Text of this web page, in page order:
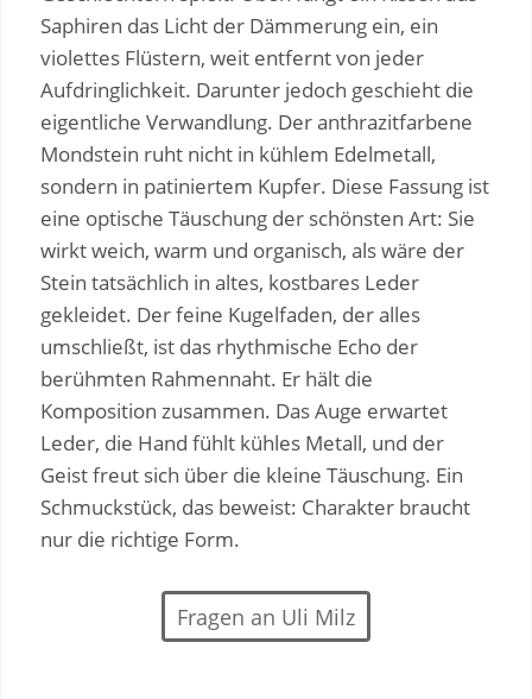
Saphiren das Licht der Dämmerung ein, ein
violettes Flüstern, weit entfernt von jeder
Aufdringlichkeit. Darunter jedoch geschieht die
eigentliche Verwandlung. Der anthrazitfarbene
Mondstein ruht nicht in kühlem Edelmetall,
sondern in patiniertem Kupfer. Diese Fassung ist
eine optische Täuschung der schönsten Art: Sie
wirkt weich, warm und organisch, als wäre der
Stein tatsächlich in altes, kostbares Leder
gekleidet. Der feine Kugelfaden, der alles
umschließt, ist das rhythmische Echo der
berühmten Rahmennaht. Er hält die
Komposition zusammen. Das Auge erwartet
Leder, die Hand fühlt kühles Metall, und der
Geist freut sich über die kleine Täuschung. Ein
Schmuckstück, das beweist: Charakter braucht
nur die richtige Form.
Fragen an Uli Milz